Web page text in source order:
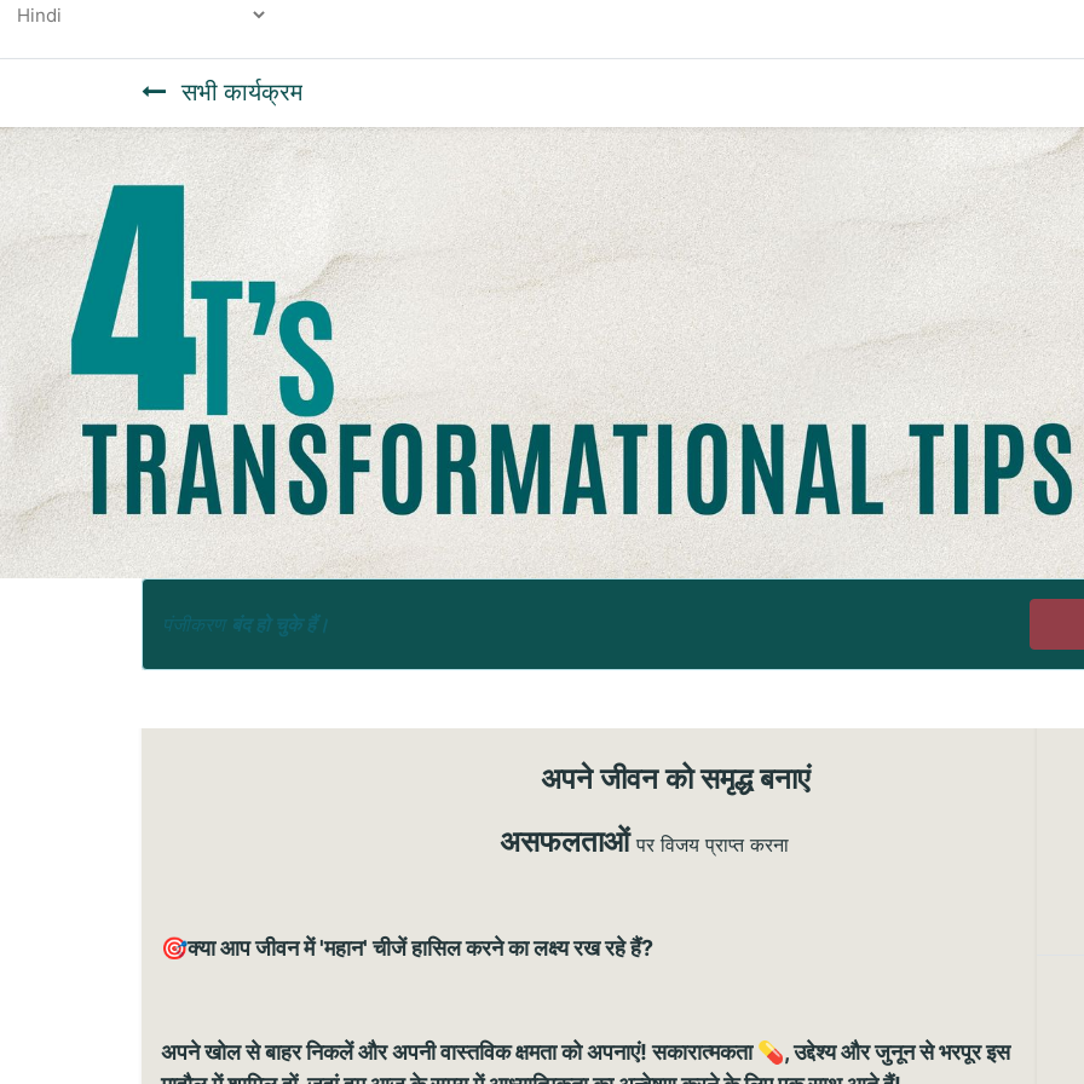
सभी कार्यक्रम
पंजीकरण बंद हो चुके हैं।
अपने जीवन को समृद्ध बनाएं
असफलताओंपर विजय प्राप्त करना
🎯क्या आप जीवन में 'महान' चीजें हासिल करने का लक्ष्य रख रहे हैं?
अपने खोल से बाहर निकलें और अपनी वास्तविक क्षमता को अपनाएं! सकारात्मकता 💊, उद्देश्य और जुनून से भरपूर इस